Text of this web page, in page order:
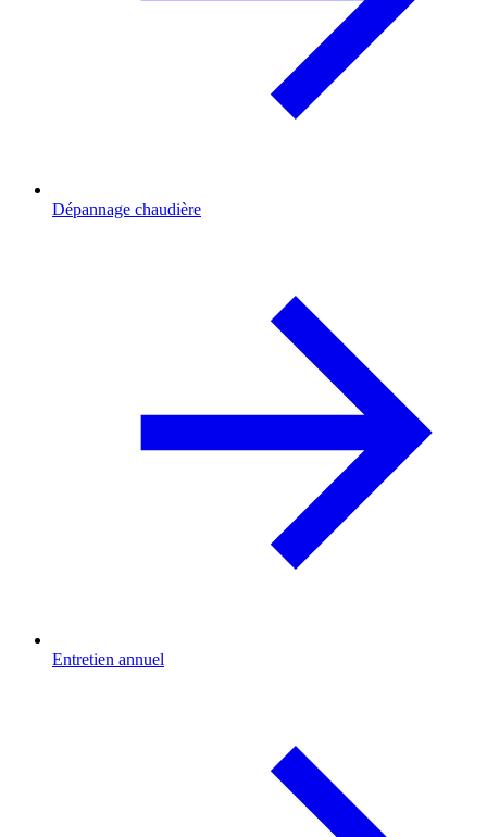
Dépannage chaudière
Entretien annuel